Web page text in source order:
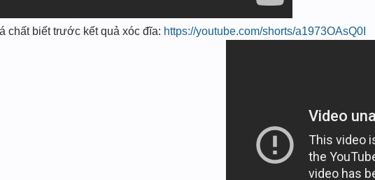
chất biết trước kết quả xóc đĩa: https://youtube.com/shorts/a1973OAsQ0I